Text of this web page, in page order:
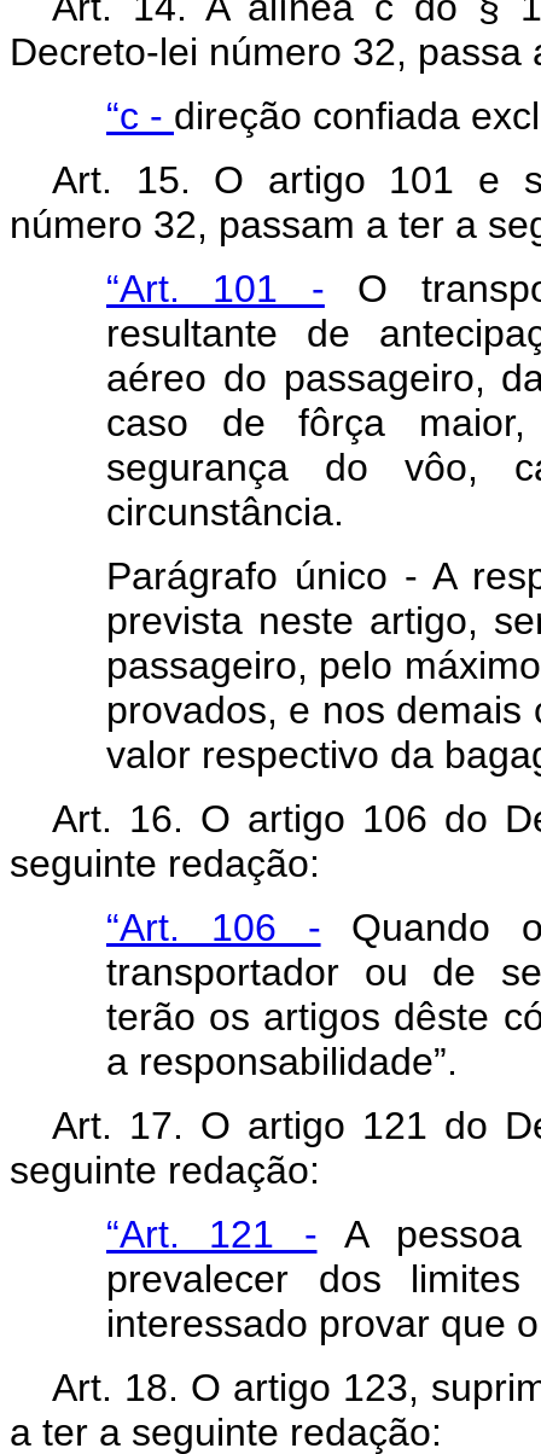
Decreto-lei número 32,
“c - direção confiada
Art. 15. O artigo 101 e
número 32, passam a ter a
“Art. 101 - O
resultante de
aéreo do passageiro,
caso de fôrça
segurança do vôo,
circunstância.
Parágrafo único - A
prevista neste artigo,
passageiro, pelo
provados, e nos
valor respectivo da
Art. 16. O artigo 106 do
seguinte redação:
“Art. 106 - Quando
transportador ou de
terão os artigos dêste
a responsabilidade”.
Art. 17. O artigo 121 do
seguinte redação:
“Art. 121 - A pessoa
prevalecer dos
interessado provar que
Art. 18. O artigo 123,
a ter a seguinte redação: